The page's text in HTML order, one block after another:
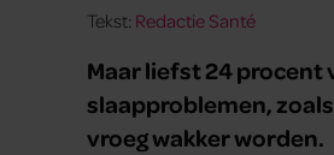
Tekst: Redactie Santé
Maar liefst 24 procent
slaapproblemen,
vroeg wakker worden.